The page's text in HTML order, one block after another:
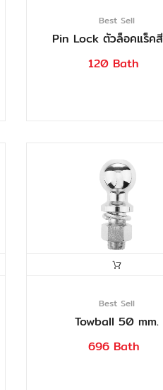
Best Sell
Pin Lock ตัวล็อคแร็ค
120 Bath
Best Sell
Towball 50 mm.
696 Bath